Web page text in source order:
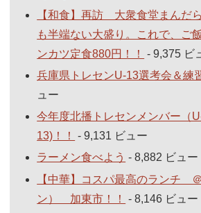
【和食】再訪 大衆食堂まんだ
も半端ない大盛り。これで、ご
ンカツ定食880円！！
- 9,375 ビ
兵庫県トレセンU-13選考会＆練
ュー
今年度北播トレセンメンバー（
13)！！
- 9,131 ビュー
ラーメン食べよう - 8,882 ビュー
【中華】コスパ最高のランチ
ン） 加東市！！
- 8,146 ビュー